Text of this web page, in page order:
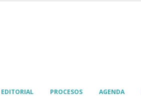
EDITORIAL PROCESOS AGENDA